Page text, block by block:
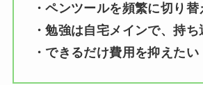
・ペンツールを頻繁に切り替
・勉強は自宅メインで、持
・できるだけ費用を抑えたい